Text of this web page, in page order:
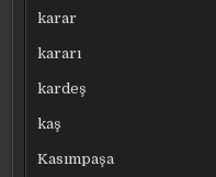
karar
kararı
kardeş
kaş
Kasımpaşa